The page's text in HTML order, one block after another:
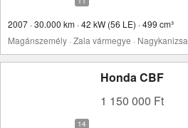
2007 · 30.000 km · 42 kW (56 LE) · 499 cm³
Magánszemély · Zala vármegye · Nagykanizsa
Honda CBF
1 150 000 Ft